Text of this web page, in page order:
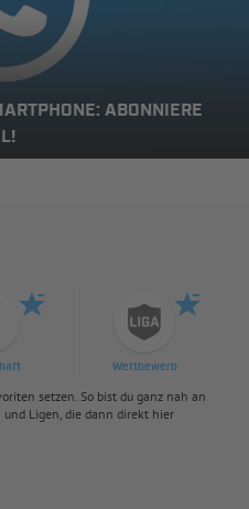
ABONNIERE
Wettbewerb
setzen. So bist du ganz nah an
Ligen, die dann direkt hier